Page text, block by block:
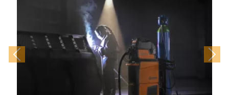
Föregående